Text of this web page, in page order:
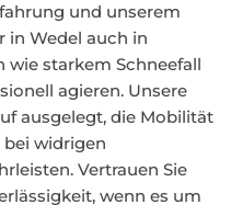
und unserem
in Wedel auch in
wie starkem Schneefall
agieren. Unsere
ausgelegt, die Mobilität
bei widrigen
Vertrauen Sie
wenn es um